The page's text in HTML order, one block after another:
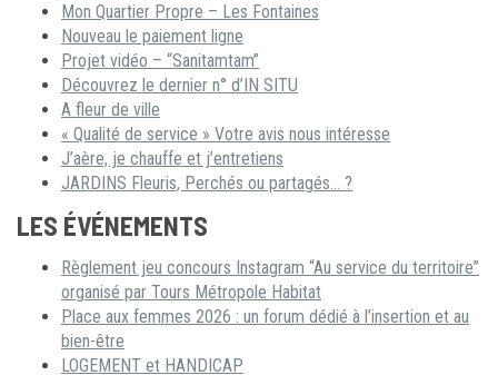
Mon Quartier Propre – Les Fontaines
Nouveau le paiement ligne
Projet vidéo – “Sanitamtam”
Découvrez le dernier n° d’IN SITU
A fleur de ville
« Qualité de service » Votre avis nous intéresse
J’aère, je chauffe et j’entretiens
JARDINS Fleuris, Perchés ou partagés… ?
LES ÉVÉNEMENTS
Règlement jeu concours Instagram “Au service du territoire”
organisé par Tours Métropole Habitat
Place aux femmes 2026 : un forum dédié à l’insertion et au
bien-être
LOGEMENT et HANDICAP